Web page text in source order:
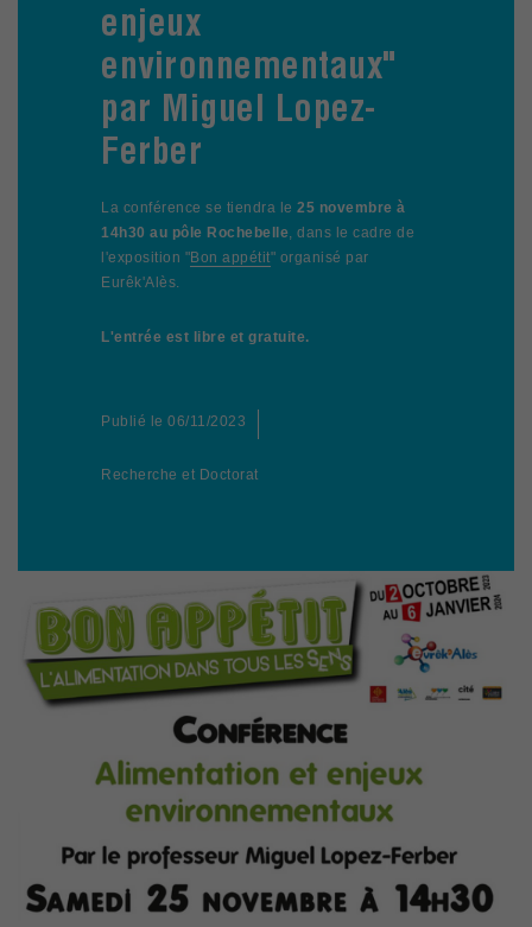
enjeux
environnementaux"
par Miguel Lopez-
Ferber
La conférence se tiendra le 25 novembre à
14h30 au pôle Rochebelle, dans le cadre de
l'exposition "Bon appétit" organisé par
Eurêk'Alès.
L'entrée est libre et gratuite.
Publié le 06/11/2023
Recherche et Doctorat